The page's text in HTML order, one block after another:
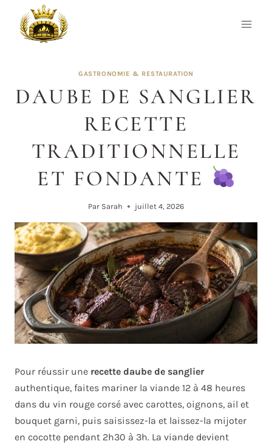
contenu
GASTRONOMIE & RESTAURATION
DAUBE DE SANGLIER
RECETTE
TRADITIONNELLE
ET FONDANTE
Par Sarah juillet 4, 2026
Pour réussir une recette daube de sanglier
authentique, faites mariner la viande 12 à 48 heures
dans du vin rouge corsé avec carottes, oignons, ail et
bouquet garni, puis saisissez-la et laissez-la mijoter
en cocotte pendant 2h30 à 3h. La viande devient